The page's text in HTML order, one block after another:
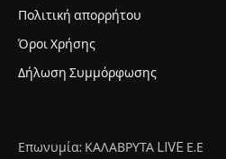
Πολιτική απορρήτου
Όροι Χρήσης
Δήλωση Συμμόρφωσης
Επωνυμία: ΚΑΛΑΒΡΥΤΑ LIVE Ε.Ε